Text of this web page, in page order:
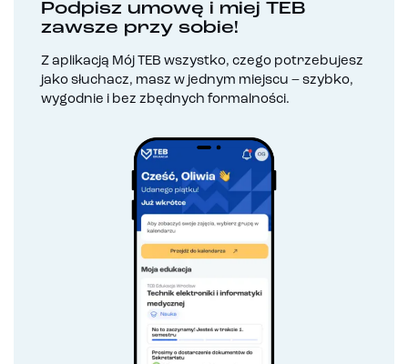
Podpisz umowę i miej TEB
zawsze przy sobie!
Z aplikacją Mój TEB wszystko, czego potrzebujesz
jako słuchacz, masz w jednym miejscu – szybko,
wygodnie i bez zbędnych formalności.